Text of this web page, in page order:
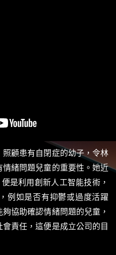
照顧患有自閉症的幼子，令林
緒問題兒童的重要性。她近
是利用創新人工智能技術，
例如是否有抑鬱或過度活躍
協助確認情緒問題的兒童，
責任，這便是成立公司的目